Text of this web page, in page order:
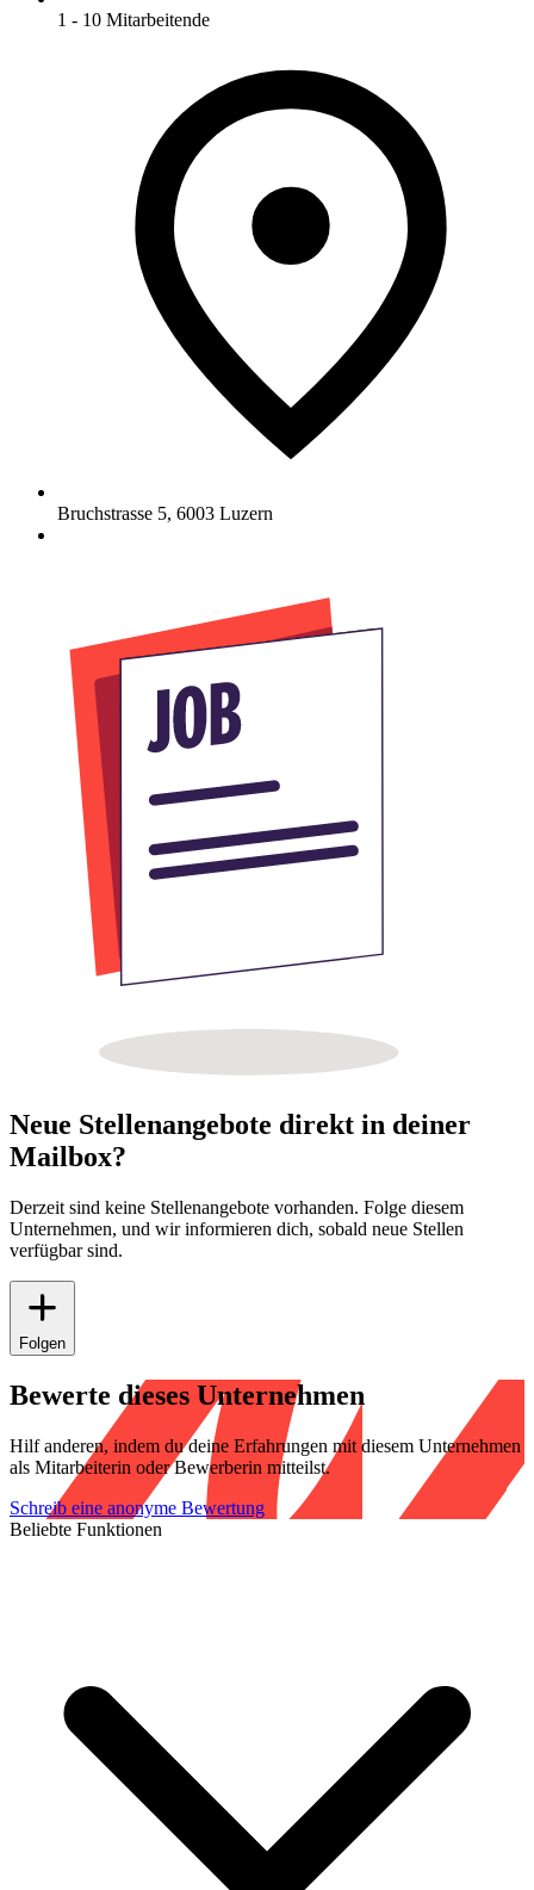
1 - 10 Mitarbeitende
Bruchstrasse 5, 6003 Luzern
Neue Stellenangebote direkt in deiner
Mailbox?
Derzeit sind keine Stellenangebote vorhanden. Folge diesem
Unternehmen, und wir informieren dich, sobald neue Stellen
verfügbar sind.
Folgen
Bewerte dieses Unternehmen
Hilf anderen, indem du deine Erfahrungen mit diesem Unternehmen
als Mitarbeiterin oder Bewerberin mitteilst.
Schreib eine anonyme Bewertung
Beliebte Funktionen